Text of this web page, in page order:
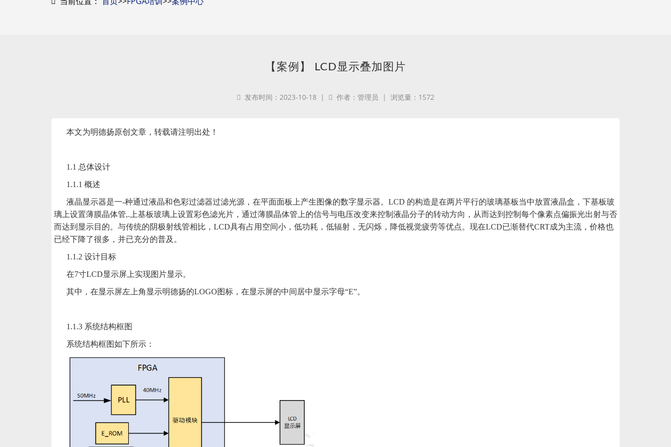
【案例】 LCD显示叠加图片
发布时间：2023-10-18 | 作者：管理员 | 浏览量：1572
本文为明德扬原创文章，转载请注明出处！
1.1 总体设计
1.1.1 概述
液晶显示器是一-种通过液晶和色彩过滤器过滤光源，在平面面板上产生图像的数字显示器。LCD 的构造是在两片平行的玻璃基板当中放置液晶盒，下基板玻
璃上设置薄膜晶体管,.上基板玻璃上设置彩色滤光片，通过薄膜晶体管上的信号与电压改变来控制液晶分子的转动方向，从而达到控制每个像素点偏振光出射与否
而达到显示目的。与传统的阴极射线管相比，LCD具有占用空间小，低功耗，低辐射，无闪烁，降低视觉疲劳等优点。现在LCD已渐替代CRT成为主流，价格也
已经下降了很多，并已充分的普及。
1.1.2 设计目标
在7寸LCD显示屏上实现图片显示。
其中，在显示屏左上角显示明德扬的LOGO图标，在显示屏的中间居中显示字母“E”。
1.1.3 系统结构框图
系统结构框图如下所示：